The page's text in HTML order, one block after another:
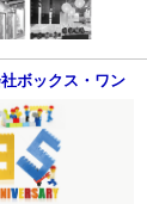
ボックス・ワン